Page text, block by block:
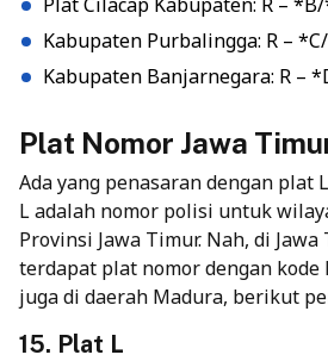
Kabupaten Purbalingga: R –
Kabupaten Banjarnegara: R
Plat Nomor Jawa
Ada yang penasaran dengan plat
L adalah nomor polisi untuk
Provinsi Jawa Timur. Nah, di
terdapat plat nomor dengan
juga di daerah Madura, berikut
15. Plat L